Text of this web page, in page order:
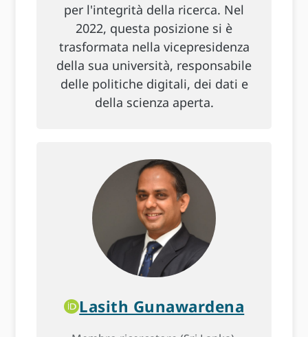
per l'integrità della ricerca. Nel
2022, questa posizione si è
trasformata nella vicepresidenza
della sua università, responsabile
delle politiche digitali, dei dati e
della scienza aperta.
Lasith Gunawardena